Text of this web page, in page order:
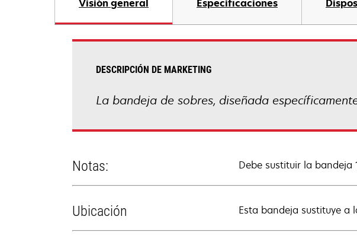
Visión general Especificaciones
DESCRIPCIÓN DE MARKETING
La bandeja de sobres, diseñada
Notas: Debe sustituir la bandeja
Ubicación Esta bandeja sustituye a